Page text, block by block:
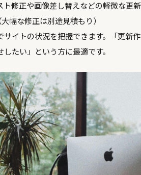
ト修正や画像差し替えなどの軽微な更新
幅な修正は別途見積もり）
サイトの状況を把握できます。「更新作
たい」という方に最適です。